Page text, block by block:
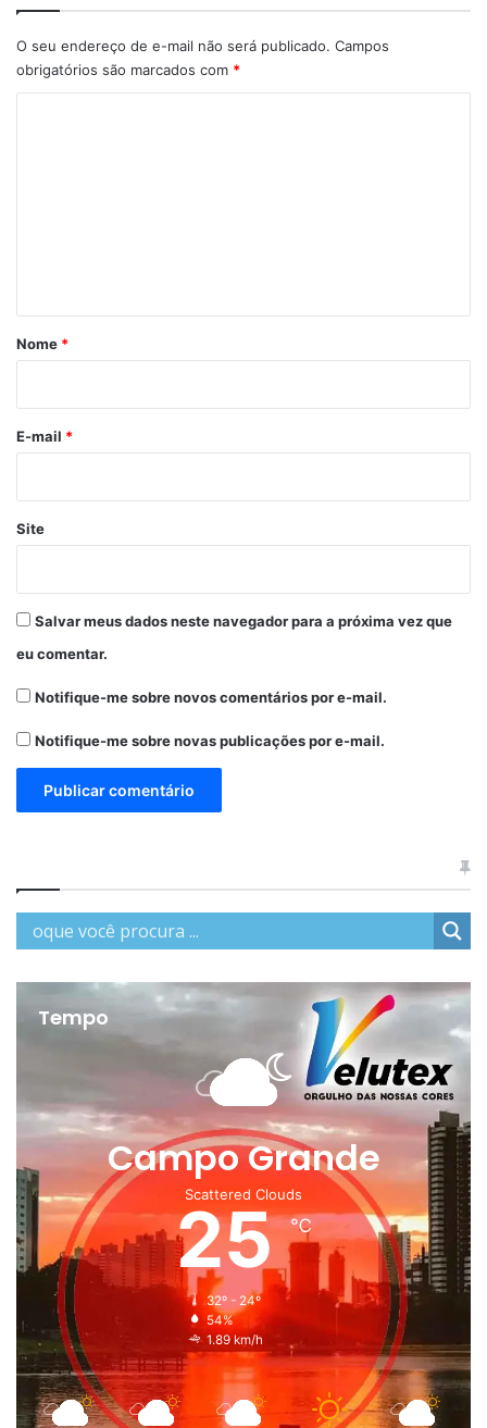
O seu endereço de e-mail não será publicado. Campos
obrigatórios são marcados com *
r
*
Nome *
E-mail *
Site
Salvar meus dados neste navegador para a próxima vez que
eu comentar.
Notifique-me sobre novos comentários por e-mail.
Notifique-me sobre novas publicações por e-mail.
Tempo
Campo Grande
Scattered Clouds
25℃
32º - 24º
54%
1.89 km/h